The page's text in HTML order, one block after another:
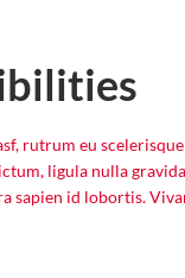
rutrum eu
ligula nulla
sapien id lobortis.